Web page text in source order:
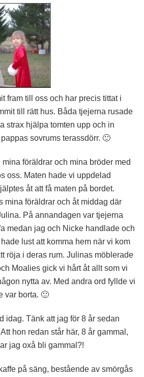
fram till oss och har precis tittat i
till rätt hus. Båda tjejerna rusade
strax hjälpa tomten upp och in
sovrums terassdörr. 🙂
föräldrar och mina bröder med
oss. Maten hade vi uppdelad
åt att få maten på bordet.
mina föräldrar och åt middag där
På annandagen var tjejerna
medan jag och Nicke handlade och
lust att komma hem när vi kom
röja i deras rum. Julinas möblerade
Moalies gick vi hårt åt allt som vi
nytta av. Med andra ord fyllde vi
var borta. 🙂
idag. Tänk att jag för 8 år sedan
hon redan står här, 8 år gammal,
jag oxå bli gammal?!
på säng, bestående av smörgås